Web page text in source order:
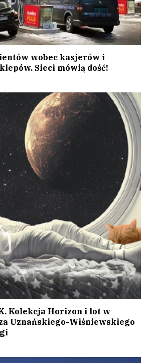
wobec kasjerów i
Sieci mówią dość!
Kolekcja Horizon i lot w
Uznańskiego-Wiśniewskiego